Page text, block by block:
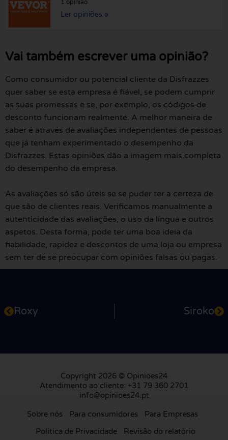
1 opinião
Ler opiniões »
Vai também escrever uma opinião?
Como consumidor ou potencial cliente da Disfrazzes
quer saber se esta empresa é fiável, se podem cumprir
as suas promessas e se, por exemplo, os códigos de
desconto funcionam realmente. A melhor maneira de
saber é através de avaliações independentes de pessoas
que já tenham experimentado o desempenho da
Disfrazzes. Estas opiniões dão a imagem mais completa
do desempenho da empresa.
As avaliações só são úteis se se puder ter a certeza de
que são de clientes reais. Verificamos manualmente a
autenticidade das avaliações, o uso da língua e outros
aspetos. Desta forma, pode ter uma boa ideia da
fiabilidade, rapidez e descontos de uma loja ou empresa
sem ter de se preocupar com opiniões falsas ou pagas.
Roxy Siroko
Copyright 2026 © Opinioes24
Atendimento ao cliente: +31 79 360 2701
info@opinioes24.pt
Sobre nós Para consumidores
Para Empresas
Política de Privacidade
Revisão do relatório